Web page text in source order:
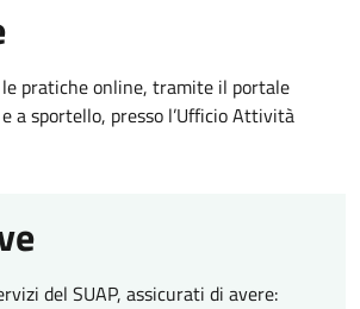
le pratiche online, tramite il portale
a sportello, presso l’Ufficio Attività
del SUAP, assicurati di avere: